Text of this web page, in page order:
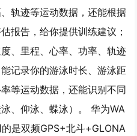
轨迹等运动数据，还能根据
报告，给你提供训练建议；
、里程、心率、功率、轨迹
记录你的游泳时长、游泳距
等运动数据，还能识别不同
、仰泳、蝶泳）。 华为WA
是双频GPS+北斗+GLONA